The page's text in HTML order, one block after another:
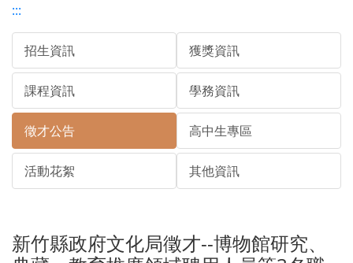
:::
招生資訊 獲獎資訊
課程資訊 學務資訊
徵才公告 高中生專區
活動花絮 其他資訊
新竹縣政府文化局徵才--博物館研究、